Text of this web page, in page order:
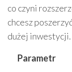
co czyni
chcesz
dużej inwestycji.
Parametr